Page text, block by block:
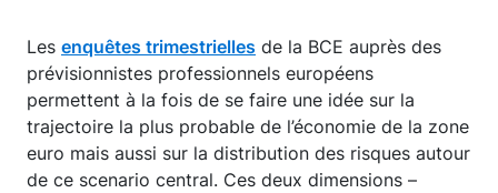
Les enquêtes trimestrielles de la BCE auprès des
prévisionnistes professionnels européens
permettent à la fois de se faire une idée sur la
trajectoire la plus probable de l’économie de la zone
euro mais aussi sur la distribution des risques autour
de ce scenario central. Ces deux dimensions –